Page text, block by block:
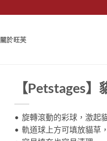
關於旺芙
【Petstages
• 旋轉滾動的彩球，激起
• 軌道球上方可填放貓草